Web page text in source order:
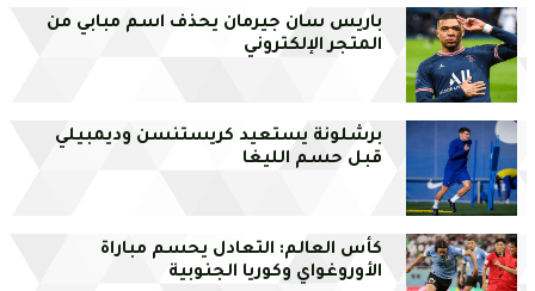
باريس سان جيرمان يحذف اسم مبابي من
المتجر الإلكتروني
برشلونة يستعيد كريستنسن وديمبيلي
قبل حسم الليغا
كأس العالم: التعادل يحسم مباراة
الأوروغواي وكوريا الجنوبية